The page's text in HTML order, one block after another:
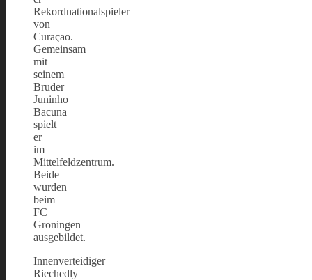
Rekordnationalspieler
von
Curaçao.
Gemeinsam
mit
seinem
Bruder
Juninho
Bacuna
spielt
er
im
Mittelfeldzentrum.
Beide
wurden
beim
FC
Groningen
ausgebildet.
Innenverteidiger
Riechedly